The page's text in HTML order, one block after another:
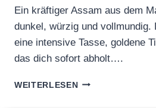
Ein kräftiger Assam aus dem
dunkel, würzig und vollmundig.
eine intensive Tasse, goldene
das dich sofort abholt….
WEITERLESENASSAM